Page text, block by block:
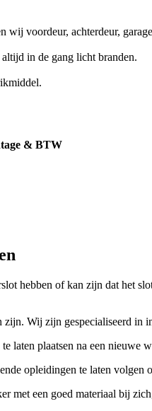
wij voordeur, achterdeur,
in de gang licht branden.
& BTW
hebben of kan zijn dat het
Wij zijn gespecialiseerd in
laten plaatsen na een
opleidingen te laten volgen
met een goed materiaal bij